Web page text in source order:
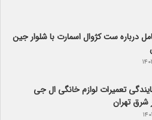
درباره ست کژوال اسمارت با شلوار جین
تعمیرات لوازم خانگی ال جی
تهران